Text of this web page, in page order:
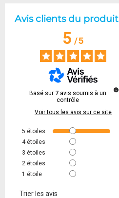
Avis clients du produit
5/5
Basé sur 7 avis soumis à un
contrôle
Voir tous les avis sur ce site
5 étoiles
4 étoiles
3 étoiles
2 étoiles
1 étoile
Trier les avis